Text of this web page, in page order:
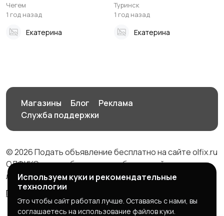
Чегем
1 год назад
Екатерина
Туринск
1 год назад
Екатерина
Магазины Блог
Реклама
Служба поддержки
© 2026 Подать объявление бесплатно на сайте olfix.ru
ОЛФИКС - доска беспалтных объявлений от частных
лиц и компаний
Правила сервиса
Используем куки и рекомендательные
технологии
Это чтобы сайт работал лучше. Оставаясь с нами, вы
соглашаетесь на использование файлов куки.